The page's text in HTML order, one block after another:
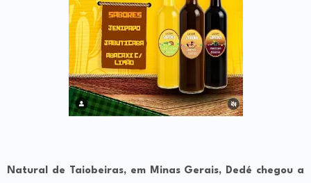
Natural de Taiobeiras, em Minas Gerais, Dedé chegou a